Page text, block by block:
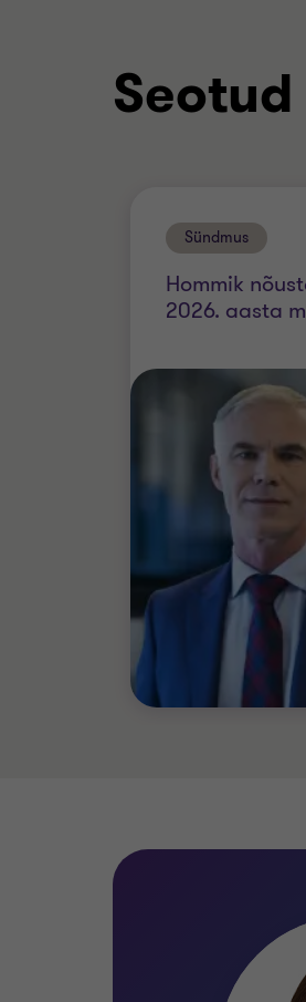
Sündmus
Hommik
2026. aasta